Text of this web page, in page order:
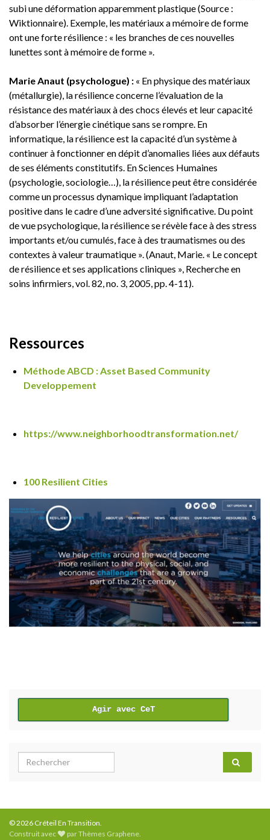
subi une déformation apparemment plastique (Source :
Wiktionnaire). Exemple, les matériaux a mémoire de forme
ont une forte résilience : « les branches de ces nouvelles
lunettes sont à mémoire de forme ».
Marie Anaut (psychologue) : « En physique des matériaux
(métallurgie), la résilience concerne l’évaluation de la
résistance des matériaux à des chocs élevés et leur capacité
d’absorber l’énergie cinétique sans se rompre. En
informatique, la résilience est la capacité d’un système à
continuer à fonctionner en dépit d’anomalies liées aux défauts
de ses éléments constitutifs. En Sciences Humaines
(psychologie, sociologie…), la résilience peut être considérée
comme un processus dynamique impliquant l’adaptation
positive dans le cadre d’une adversité significative. Du point
de vue psychologique, la résilience se révèle face à des stress
importants et/ou cumulés, face à des traumatismes ou des
contextes à valeur traumatique ». (Anaut, Marie. « Le concept
de résilience et ses applications cliniques », Recherche en
soins infirmiers, vol. 82, no. 3, 2005, pp. 4-11).
Ressources
Méthode ABCD : Asset Based Community
Developpement
https://www.neighborhoodtransformation.net/
100 Resilient Cities
Agir avec CeT
Search for:
© 2026 Créteil En Transition.
Construit avec
parThèmes Graphene